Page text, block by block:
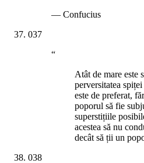
— Confucius
037
“
Atât de mare este
perversitatea
este de preferat,
poporul să fie
superstițiile
acestea să nu
decât să ții un
038